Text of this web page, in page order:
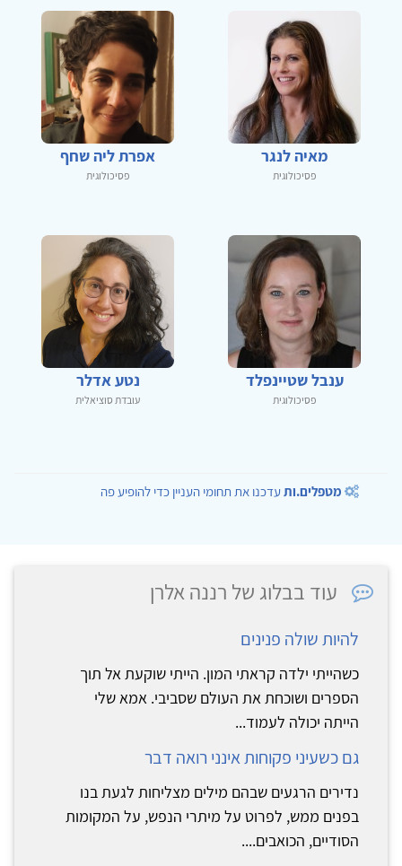
מאיה לנגר
פסיכולוגית
אפרת ליה שחף
פסיכולוגית
ענבל שטיינפלד
פסיכולוגית
נטע אדלר
עובדת סוציאלית
מטפלים.ותעדכנו את תחומי העניין כדי להופיע פה
עוד בבלוג של רננה אלרן
להיות שולה פנינים
כשהייתי ילדה קראתי המון. הייתי שוקעת אל תוך
הספרים ושוכחת את העולם שסביבי. אמא שלי
הייתה יכולה לעמוד...
גם כשעיני פקוחות אינני רואה דבר
נדירים הרגעים שבהם מילים מצליחות לגעת בנו
בפנים ממש, לפרוט על מיתרי הנפש, על המקומות
הסודיים, הכואבים....